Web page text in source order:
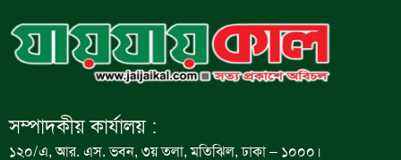
সম্পাদকীয় কার্যালয় :
১২০/এ, আর. এস. ভবন, ৩য় তলা, মতিঝিল, ঢাকা – ১০০০।